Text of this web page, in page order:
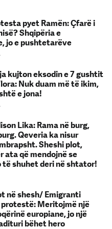
pyet Ramën: Çfarë i
Shqipëria e
jo e pushtetarëve
kujton eksodin e 7 gushtit
Nuk duam më të ikim,
e jona!
Lika: Rama në burg,
Qeveria ka nisur
Sheshi plot,
ata që mendojnë se
të shuhet deri në shtator!
në shesh/ Emigranti
Meritojmë një
europiane, jo një
bëhet hero